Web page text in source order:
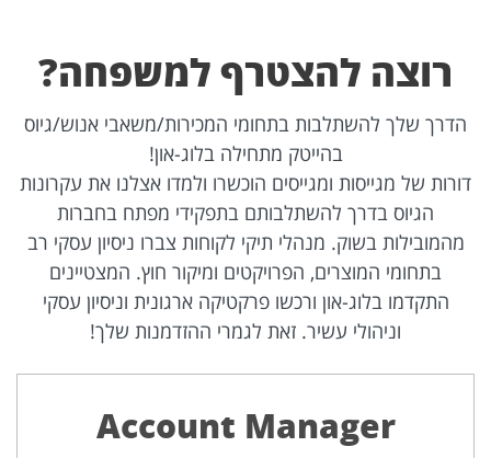
רוצה להצטרף למשפחה?
הדרך שלך להשתלבות בתחומי המכירות/משאבי אנוש/גיוס
בהייטק מתחילה בלוג-און!
דורות של מגייסות ומגייסים הוכשרו ולמדו אצלנו את עקרונות
הגיוס בדרך להשתלבותם בתפקידי מפתח בחברות
מהמובילות בשוק. מנהלי תיקי לקוחות צברו ניסיון עסקי רב
בתחומי המוצרים, הפרויקטים ומיקור חוץ. המצטיינים
התקדמו בלוג-און ורכשו פרקטיקה ארגונית וניסיון עסקי
וניהולי עשיר. זאת לגמרי ההזדמנות שלך!
Account Manager